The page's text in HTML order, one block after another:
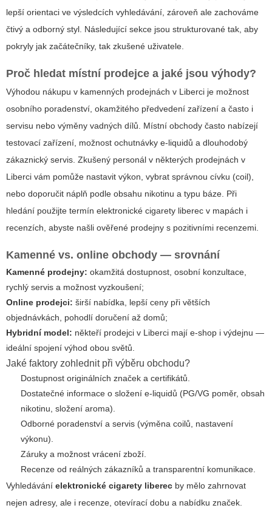
lepší orientaci ve výsledcích vyhledávání, zároveň ale zachováme
čtivý a odborný styl. Následující sekce jsou strukturované tak, aby
pokryly jak začátečníky, tak zkušené uživatele.
Proč hledat místní prodejce a jaké jsou výhody?
Výhodou nákupu v kamenných prodejnách v Liberci je možnost
osobního poradenství, okamžitého předvedení zařízení a často i
servisu nebo výměny vadných dílů. Místní obchody často nabízejí
testovací zařízení, možnost ochutnávky e-liquidů a dlouhodobý
zákaznický servis. Zkušený personál v některých prodejnách v
Liberci vám pomůže nastavit výkon, vybrat správnou cívku (coil),
nebo doporučit náplň podle obsahu nikotinu a typu báze. Při
hledání použijte termín elektronické cigarety liberec v mapách i
recenzích, abyste našli ověřené prodejny s pozitivními recenzemi.
Kamenné vs. online obchody — srovnání
Kamenné prodejny: okamžitá dostupnost, osobní konzultace,
rychlý servis a možnost vyzkoušení;
Online prodejci: širší nabídka, lepší ceny při větších
objednávkách, pohodlí doručení až domů;
Hybridní model: někteří prodejci v Liberci mají e-shop i výdejnu —
ideální spojení výhod obou světů.
Jaké faktory zohlednit při výběru obchodu?
Dostupnost originálních značek a certifikátů.
Dostatečné informace o složení e-liquidů (PG/VG poměr, obsah
nikotinu, složení aroma).
Odborné poradenství a servis (výměna coilů, nastavení
výkonu).
Záruky a možnost vrácení zboží.
Recenze od reálných zákazníků a transparentní komunikace.
Vyhledávání elektronické cigarety liberec by mělo zahrnovat
nejen adresy, ale i recenze, otevírací dobu a nabídku značek.